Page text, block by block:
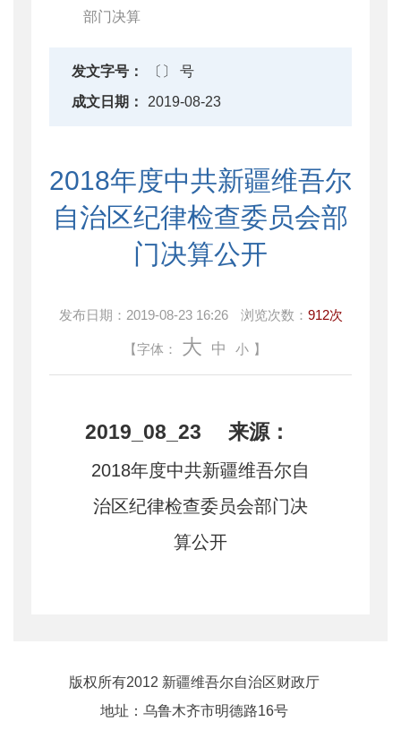
财政改革与业务
重点领域信息公开
部门决算
发文字号：
〔〕 号
成文日期：
2019-08-23
2018年度中共新疆维吾尔
自治区纪律检查委员会部
门决算公开
发布日期： 2019-08-23 16:26 浏览次数： 912次
【字体： 大 中 小 】
2019_08_23 来源：
2018年度中共新疆维吾尔自
治区纪律检查委员会部门决
算公开
版权所有2012 新疆维吾尔自治区财政厅
地址：乌鲁木齐市明德路16号